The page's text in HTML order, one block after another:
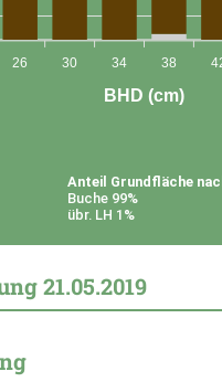
26 30 34 38
BHD (cm)
Anteil Grundfläche
Buche 99%
übr. LH 1%
21.05.2019